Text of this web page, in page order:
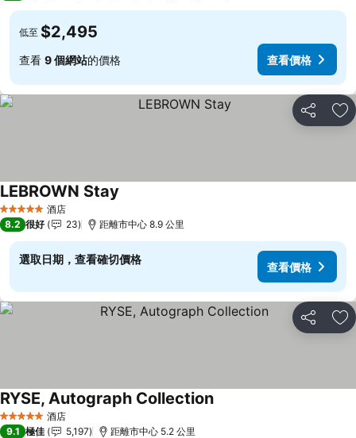
低至 $2,495
查看 9 個網站的價格 查看價格
分享 放
5 星級 酒店
LEBROWN Stay
8.2 很好 23 距離市中心 8.9 公里
選取日期，查看確切價格
查看價格
分享 放
5 星級 酒店
RYSE, Autograph Collection
9.1 極佳 5,197 距離市中心 5.2 公里